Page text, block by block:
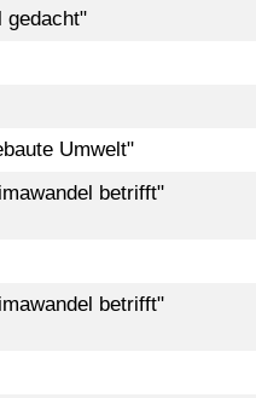
gedacht"
Umwelt"
betrifft"
betrifft"